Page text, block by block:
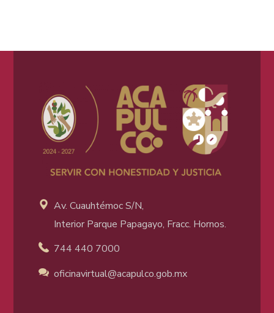
Av. Cuauhtémoc S/N,
Interior Parque Papagayo, Fracc. Hornos.
744 440 7000
oficinavirtual@acapulco.gob.mx